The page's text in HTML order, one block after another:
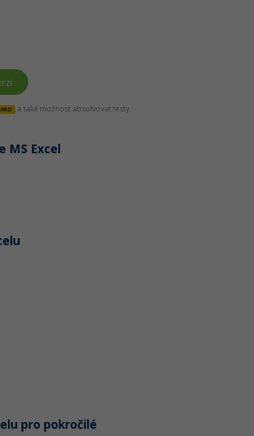
PRO a také možnost absolvovat testy.
MS Excel
pro pokročilé